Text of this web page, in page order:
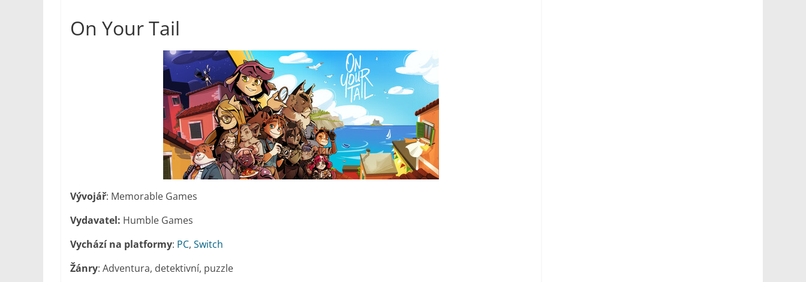
On Your Tail
Vývojář: Memorable Games
Vydavatel: Humble Games
Vychází na platformy: PC, Switch
Žánry: Adventura, detektivní, puzzle